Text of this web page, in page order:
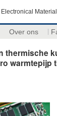
Over ons
thermische
warmtepijp